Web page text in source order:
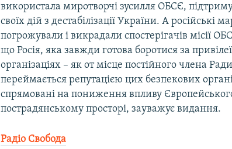
використала миротворчі зусилля ОБСЄ,
своїх дій з дестабілізації України. А російські
погрожували і викрадали спостерігачів місії
що Росія, яка завжди готова боротися за
організаціях – як от місце постійного члена
переймається репутацією цих безпекових
спрямовані на пониження впливу
пострадянському просторі, зауважує видання.
Радіо Свобода